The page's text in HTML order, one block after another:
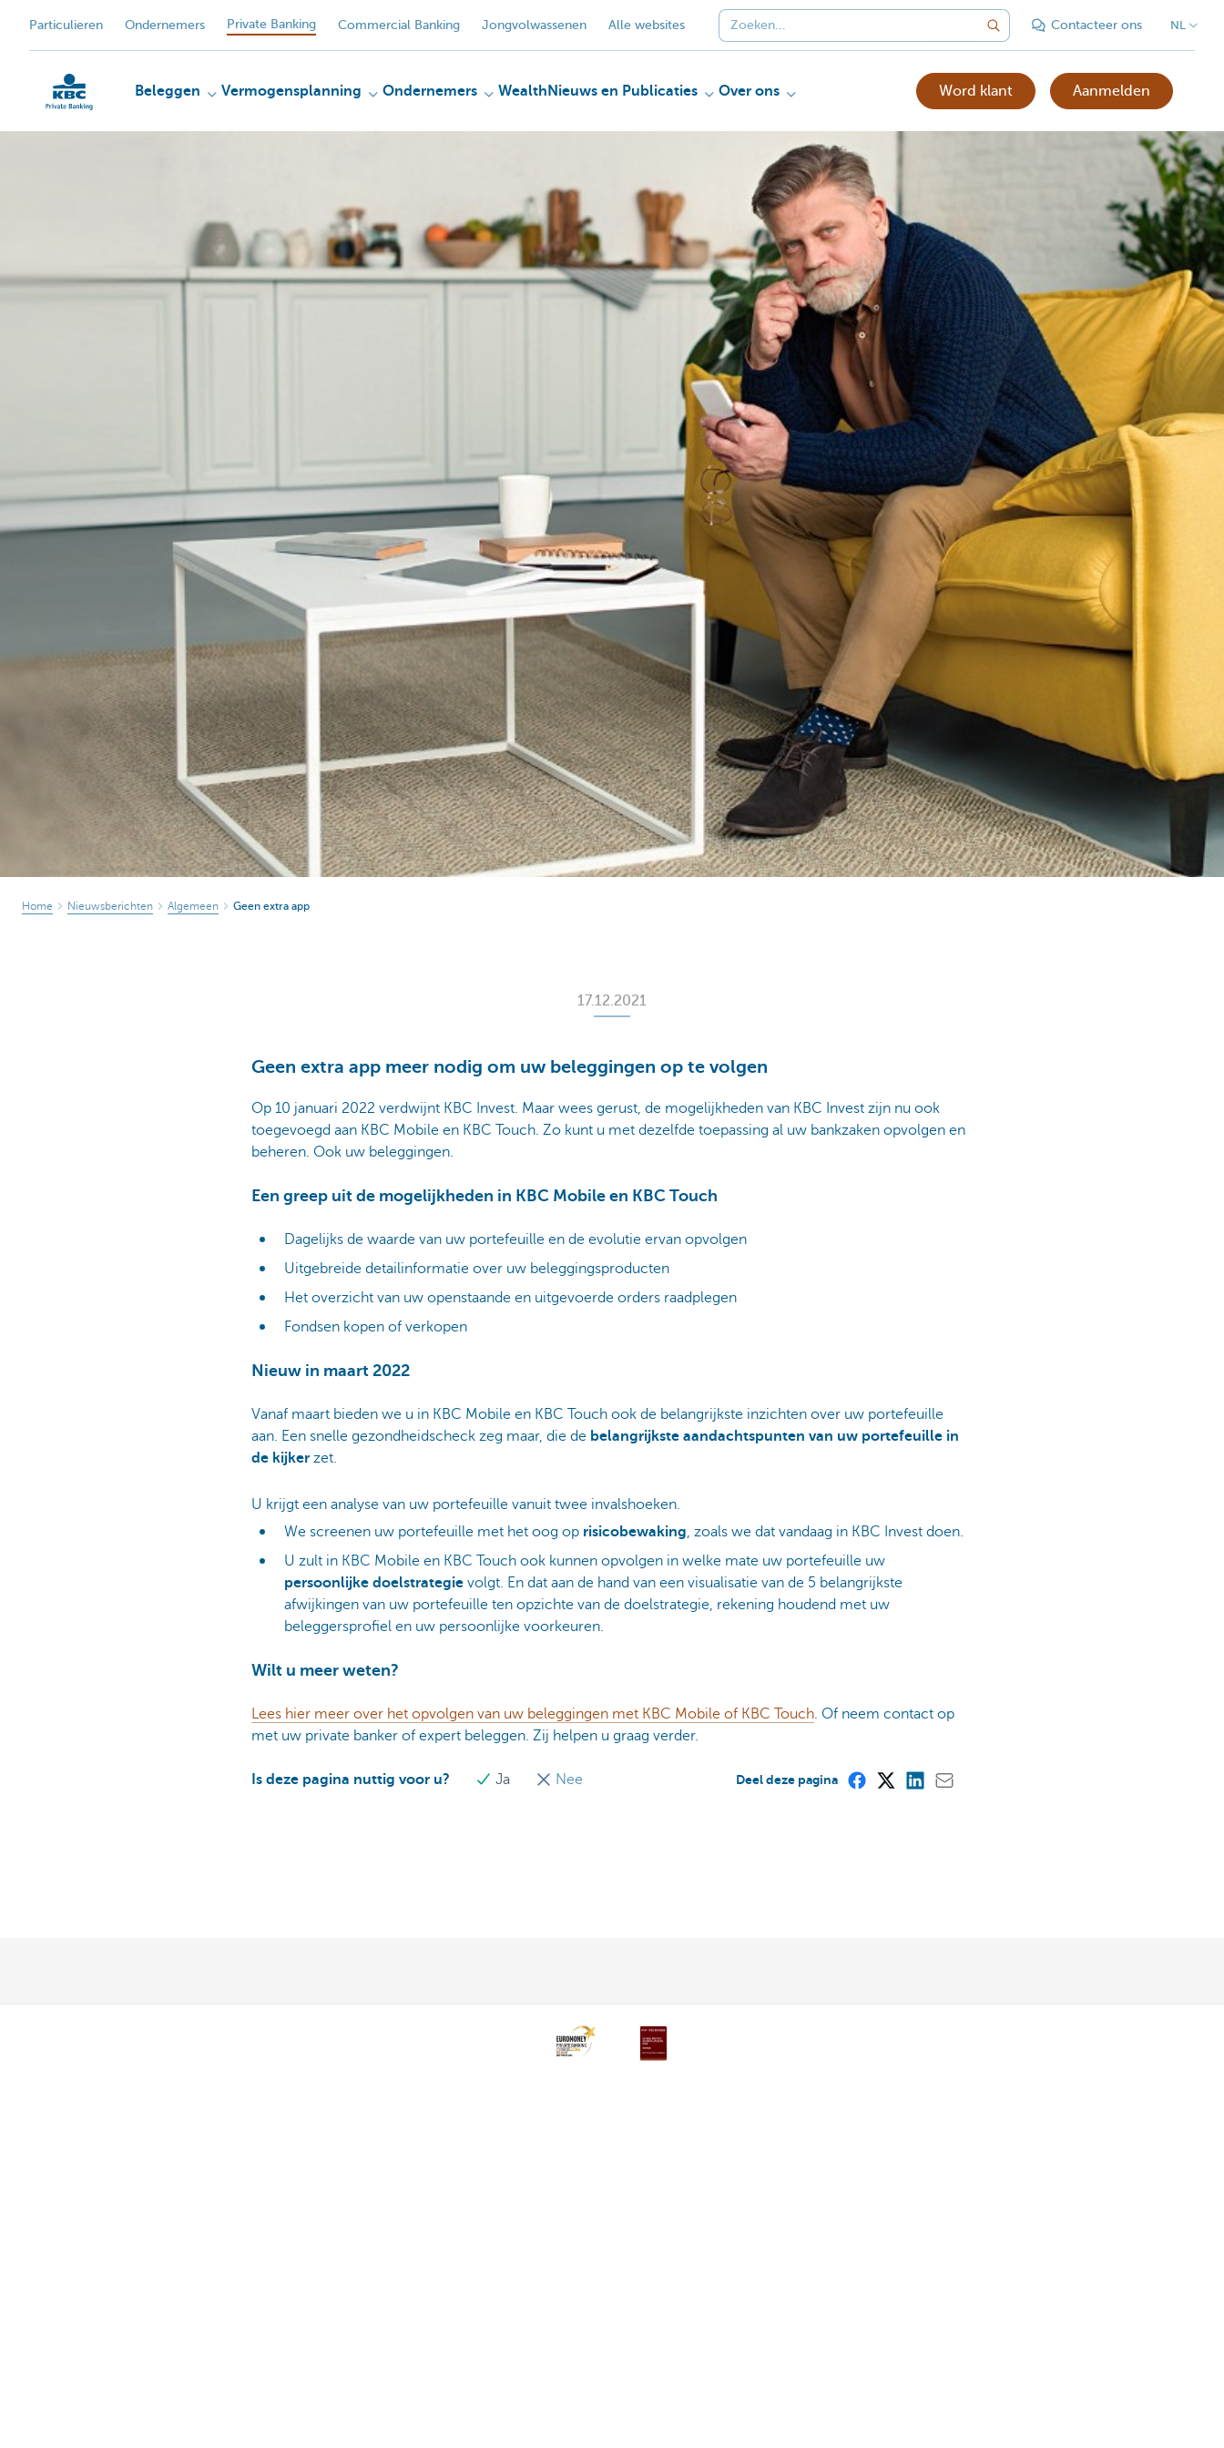
Particulieren Ondernemers Private Banking Commercial Banking Jongvolwassenen Alle websites Contacteer ons NL
Beleggen Vermogensplanning Ondernemers Wealth Nieuws en Publicaties Over ons Word klant Aanmelden
Home Nieuwsberichten Algemeen Geen extra app
17.12.2021
Geen extra app meer nodig om uw beleggingen op te volgen
Op 10 januari 2022 verdwijnt KBC Invest. Maar wees gerust, de mogelijkheden van KBC Invest zijn nu ook
toegevoegd aan KBC Mobile en KBC Touch. Zo kunt u met dezelfde toepassing al uw bankzaken opvolgen en
beheren. Ook uw beleggingen.
Een greep uit de mogelijkheden in KBC Mobile en KBC Touch
Dagelijks de waarde van uw portefeuille en de evolutie ervan opvolgen
Uitgebreide detailinformatie over uw beleggingsproducten
Het overzicht van uw openstaande en uitgevoerde orders raadplegen
Fondsen kopen of verkopen
Nieuw in maart 2022
Vanaf maart bieden we u in KBC Mobile en KBC Touch ook de belangrijkste inzichten over uw portefeuille
aan. Een snelle gezondheidscheck zeg maar, die de belangrijkste aandachtspunten van uw portefeuille in
de kijker zet.
U krijgt een analyse van uw portefeuille vanuit twee invalshoeken.
We screenen uw portefeuille met het oog op risicobewaking, zoals we dat vandaag in KBC Invest doen.
U zult in KBC Mobile en KBC Touch ook kunnen opvolgen in welke mate uw portefeuille uw
persoonlijke doelstrategie volgt. En dat aan de hand van een visualisatie van de 5 belangrijkste
afwijkingen van uw portefeuille ten opzichte van de doelstrategie, rekening houdend met uw
beleggersprofiel en uw persoonlijke voorkeuren.
Wilt u meer weten?
Lees hier meer over het opvolgen van uw beleggingen met KBC Mobile of KBC Touch. Of neem contact op
met uw private banker of expert beleggen. Zij helpen u graag verder.
Is deze pagina nuttig voor u? Ja Nee Deel deze pagina